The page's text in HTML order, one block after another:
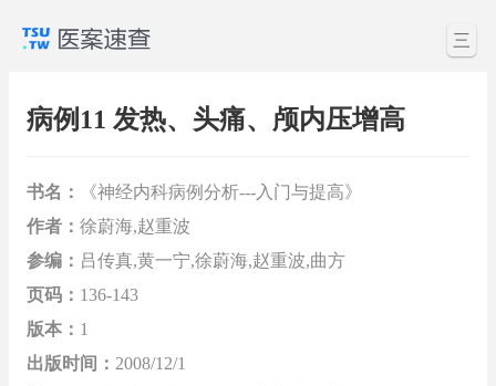
三
病例11 发热、头痛、颅内压增高
书名：
《神经内科病例分析---入门与提高》
作者： 徐蔚海,赵重波
参编： 吕传真,黄一宁,徐蔚海,赵重波,曲方
页码： 136-143
版本： 1
出版时间： 2008/12/1